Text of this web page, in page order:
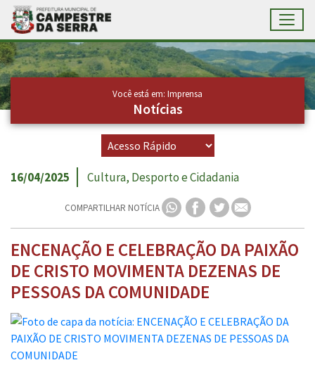
Ir para conteúdo principal
Conteúdo Principal
Você está em: Imprensa
Notícias
16/04/2025 Cultura, Desporto e Cidadania
COMPARTILHAR NOTÍCIA
ENCENAÇÃO E CELEBRAÇÃO DA PAIXÃO
DE CRISTO MOVIMENTA DEZENAS DE
PESSOAS DA COMUNIDADE